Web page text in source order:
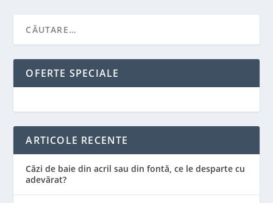
OFERTE SPECIALE
ARTICOLE RECENTE
Căzi de baie din acril sau din fontă, ce le desparte cu
adevărat?